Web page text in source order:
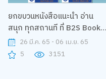
ยกขบวนหนังสือแนะนำ อ่าน
สนุก ทุกสถานที ที่ B2S Book
Station26 มี.ค. 65 - 06 เม.ย. 65
5
3151